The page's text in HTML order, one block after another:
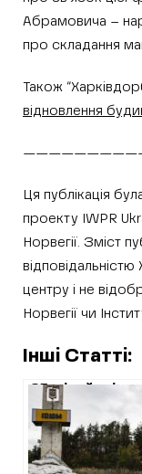
Абрамовича –
про складання
Також
відновлення
Ця публікація
проекту IWPR
Норвегії. Зміст
центру i не
Норвегії чи
Інші Статті:
35 мільйонів
відновлення
Ізюму: які
будинки